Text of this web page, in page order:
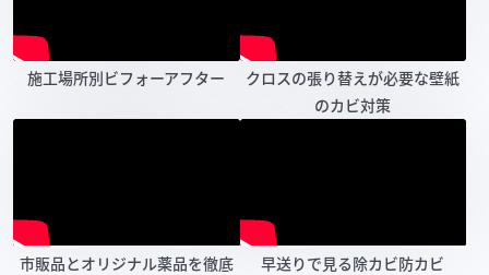
施工場所別ビフォーアフター
クロスの張り替えが必要な壁紙
のカビ対策
市販品とオリジナル薬品を徹底
早送りで見る除カビ防カビ